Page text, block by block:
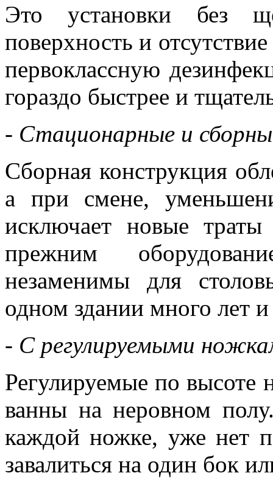
Это установки без
поверхность и
первоклассную
гораздо быстрее и
- Стационарные и
Сборная конструкция
а при смене,
исключает новые
прежним
незаменимы для
одном здании много лет
- С регулируемыми
Регулируемые по
ванны на неровном
каждой ножке, уже нет
завалиться на один бок